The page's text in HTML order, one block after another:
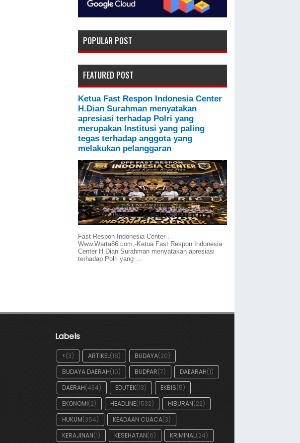
POPULAR POST
FEATURED POST
Ketua Fast Respon Indonesia Center
H.Dian Surahman menyatakan
apresiasi terhadap Polri yang
merupakan Institusi yang paling
tegas terhadap anggota yang
melakukan pelanggaran
Fast Respon Indonesia Center .
Www.Warta86.com,-Ketua Fast Respon Indonesia
Center H.Dian Surahman menyatakan apresiasi
terhadap Polri yang ...
Labels
<(3) ARTIKEL(18) BUDAYA(20)
BUDAYA DAERAH(10) BUDPAR(7) DAEARAH(1)
DAERAH(434) EDUTEK(13) EKBIS(5)
EKONOMI(2) HEADLINE(1532) HIBURAN(22)
HUKUM(354) KEADAAN CUACA(3)
KERAJINAN(1) KESEHATAN(6) KRIMINAL(24)